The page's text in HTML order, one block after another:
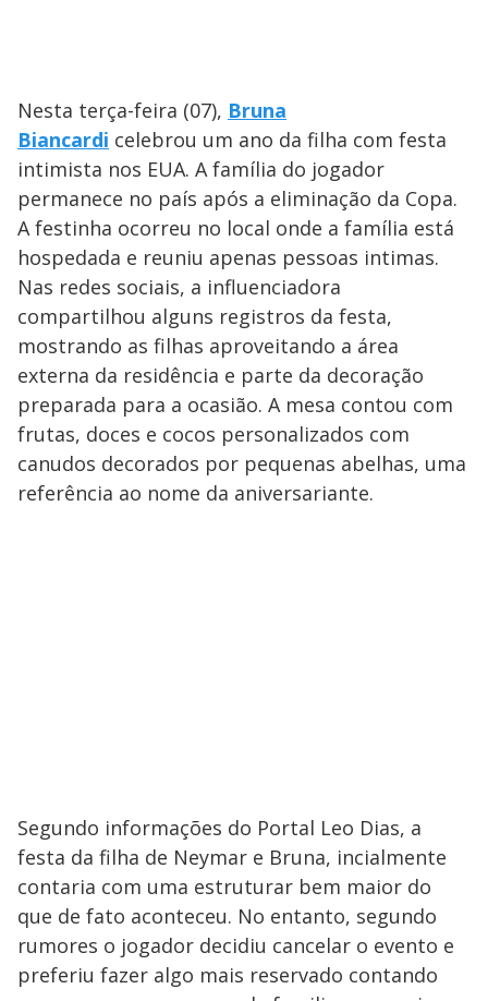
Nesta terça-feira (07), Bruna
Biancardi celebrou um ano da filha com festa
intimista nos EUA. A família do jogador
permanece no país após a eliminação da Copa.
A festinha ocorreu no local onde a família está
hospedada e reuniu apenas pessoas intimas.
Nas redes sociais, a influenciadora
compartilhou alguns registros da festa,
mostrando as filhas aproveitando a área
externa da residência e parte da decoração
preparada para a ocasião. A mesa contou com
frutas, doces e cocos personalizados com
canudos decorados por pequenas abelhas, uma
referência ao nome da aniversariante.
Segundo informações do Portal Leo Dias, a
festa da filha de Neymar e Bruna, incialmente
contaria com uma estruturar bem maior do
que de fato aconteceu. No entanto, segundo
rumores o jogador decidiu cancelar o evento e
preferiu fazer algo mais reservado contando